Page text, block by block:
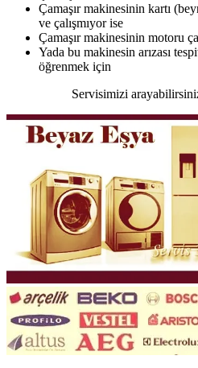
Çamaşır makinesinin kartı
ve çalışmıyor ise
Çamaşır makinesinin motoru
Yada bu makinesin arızası
öğrenmek için
Servisimizi